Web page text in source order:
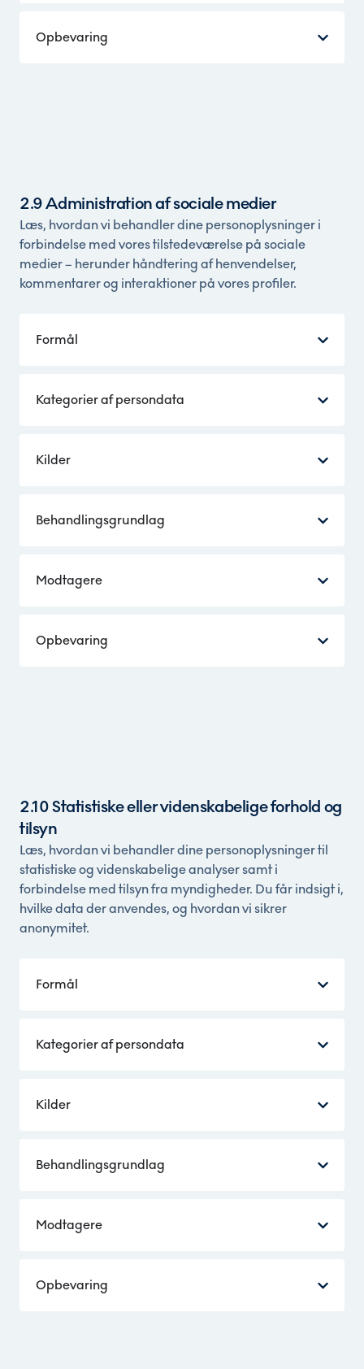
Opbevaring
2.9 Administration af sociale medier
Læs, hvordan vi behandler dine personoplysninger i
forbindelse med vores tilstedeværelse på sociale
medier – herunder håndtering af henvendelser,
kommentarer og interaktioner på vores profiler.
Formål
Kategorier af persondata
Kilder
Behandlingsgrundlag
Modtagere
Opbevaring
2.10 Statistiske eller videnskabelige forhold og
tilsyn
Læs, hvordan vi behandler dine personoplysninger til
statistiske og videnskabelige analyser samt i
forbindelse med tilsyn fra myndigheder. Du får indsigt i,
hvilke data der anvendes, og hvordan vi sikrer
anonymitet.
Formål
Kategorier af persondata
Kilder
Behandlingsgrundlag
Modtagere
Opbevaring